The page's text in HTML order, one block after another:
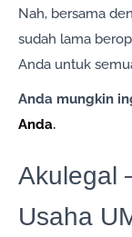
Nah, bersama
sudah lama
Anda untuk
Anda mungkin
Anda.
Akulegal
Usaha